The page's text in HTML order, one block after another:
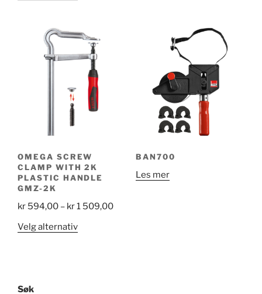
flere
varianter.
Alternativene
kan
velges
varianter.
Alternativene
kan
velges
på
produktsiden
OMEGA SCREW
CLAMP WITH 2K
PLASTIC HANDLE
GMZ-2K
kr 594,00 – kr1 509,00Price
Velg alternativDette
BAN700
Les mer
Søk